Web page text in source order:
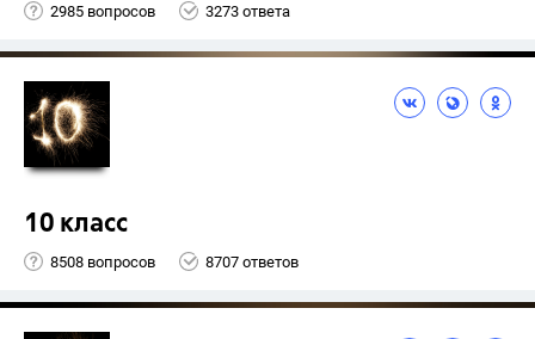
2985 вопросов 3273 ответа
10 класс
8508 вопросов 8707 ответов